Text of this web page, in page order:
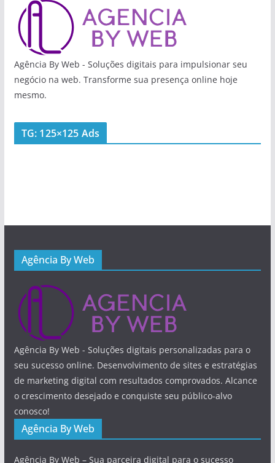
Agência By Web - Soluções digitais para impulsionar seu
negócio na web. Transforme sua presença online hoje
mesmo.
TG: 125×125 Ads
Agência By Web
Agência By Web - Soluções digitais personalizadas para o
seu sucesso online. Desenvolvimento de sites e estratégias
de marketing digital com resultados comprovados. Alcance
o crescimento desejado e conquiste seu público-alvo
conosco!
Agência By Web
Agência By Web – Sua parceira digital para o sucesso